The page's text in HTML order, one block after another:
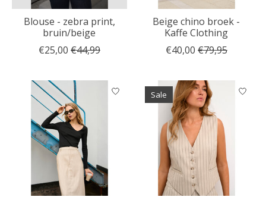
Blouse - zebra print,
bruin/beige
€25,00 €44,99
Beige chino broek -
Kaffe Clothing
€40,00 €79,95
Sale